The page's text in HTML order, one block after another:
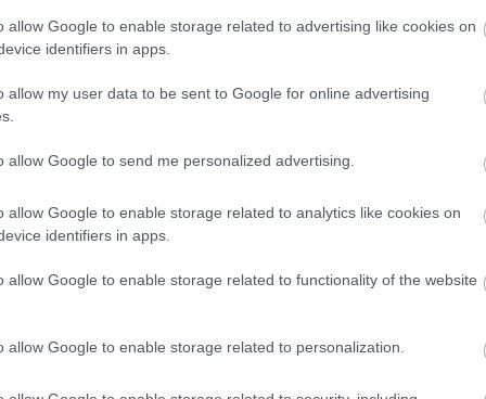
allow Google to enable storage related to advertising like cookies on
identifiers in apps.
allow my user data to be sent to Google for online advertising
allow Google to send me personalized advertising.
allow Google to enable storage related to analytics like cookies on
identifiers in apps.
allow Google to enable storage related to functionality of the website
allow Google to enable storage related to personalization.
3 osvedčené spôsoby,
ako vychladiť interiér
Na to, ako udržať v interiéri aj v lete príjemnú teplotu
niekoľko možností. Voľba pritom záleží aj na vašej
predstave o komforte.
13. 07. 2019